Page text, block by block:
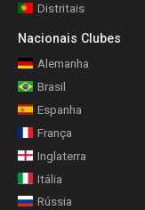
Distritais
Nacionais Clubes
Alemanha
Brasil
Espanha
França
Inglaterra
Itália
Rússia